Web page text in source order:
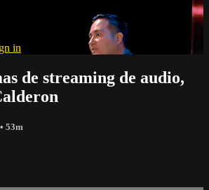
in
de streaming de audio,
• 53m